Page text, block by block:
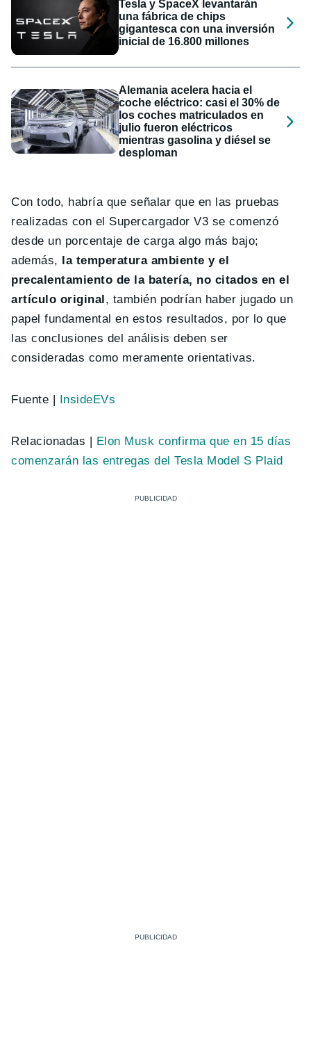
Tesla y SpaceX levantarán
una fábrica de chips
gigantesca con una inversión
inicial de 16.800 millones
Alemania acelera hacia el
coche eléctrico: casi el 30% de
los coches matriculados en
julio fueron eléctricos
mientras gasolina y diésel se
desploman
Con todo, habría que señalar que en las pruebas
realizadas con el Supercargador V3 se comenzó
desde un porcentaje de carga algo más bajo;
además, la temperatura ambiente y el
precalentamiento de la batería, no citados en el
artículo original, también podrían haber jugado un
papel fundamental en estos resultados, por lo que
las conclusiones del análisis deben ser
consideradas como meramente orientativas.
Fuente | InsideEVs
Relacionadas | Elon Musk confirma que en 15 días
comenzarán las entregas del Tesla Model S Plaid